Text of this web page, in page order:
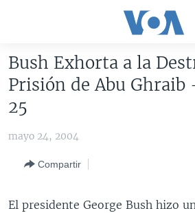
accesibilidad
contenido
Salte
Salte
AMÉRICA DEL NORTE
VOA VERIFICA INMIGRACIÓN
ARGENTINA
CHINA EN AMÉRICA LATINA
Bush Exhorta a la
Prisión de Abu
25
mayo 24, 2004
Compartir
El presidente George Bush hizo